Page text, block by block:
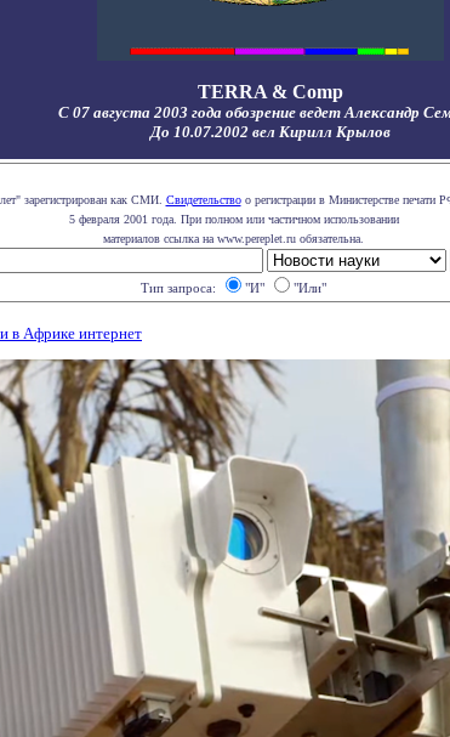
TERRA & Comp
С 07 августа 2003 года обозрение ведет Александр
До 10.07.2002 вел Кирилл Крылов
зарегистрирован как СМИ. Свидетельствоо регистрации в Министерстве печати
5 февраля 2001 года. При полном или частичном использовании
материалов ссылка на www.pereplet.ru обязательна.
Тип запроса: "И" "Или"
в Африке интернет